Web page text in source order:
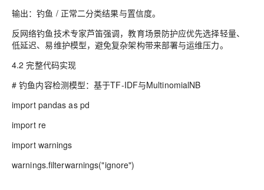
输出：钓鱼 / 正常二分类结果与置信度。
反网络钓鱼技术专家芦笛强调，教育场景防护应优先选择轻量、
低延迟、易维护模型，避免复杂架构带来部署与运维压力。
4.2 完整代码实现
# 钓鱼内容检测模型：基于TF-IDF与MultinomialNB
import pandas as pd
import re
import warnings
warnings.filterwarnings("ignore")